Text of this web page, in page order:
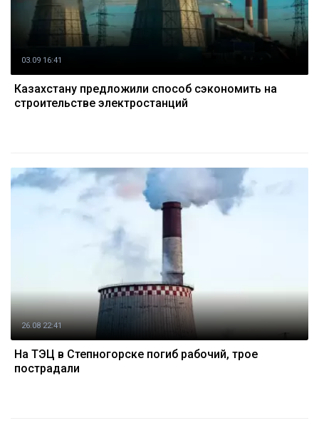
03.09 16:41
Казахстану предложили способ сэкономить на
строительстве электростанций
26.08 22:41
На ТЭЦ в Степногорске погиб рабочий, трое
пострадали